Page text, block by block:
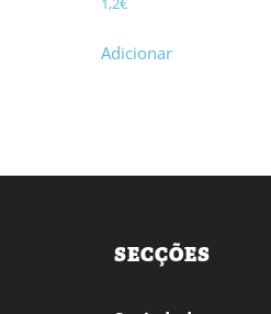
Adicionar
SECÇÕES